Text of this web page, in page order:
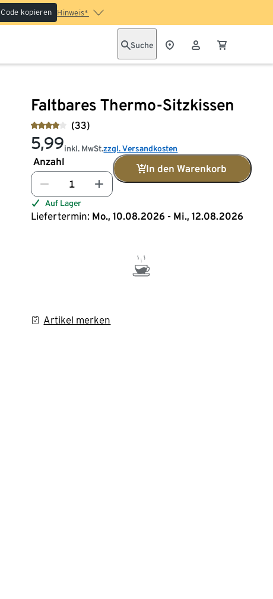
Code kopieren Hinweis*
Suche
Faltbares Thermo-Sitzkissen
(33)
5,99inkl. MwSt.zzgl. Versandkosten
Anzahl
In den Warenkorb
Auf Lager
Liefertermin: Mo., 10.08.2026 - Mi., 12.08.2026
Artikel merken